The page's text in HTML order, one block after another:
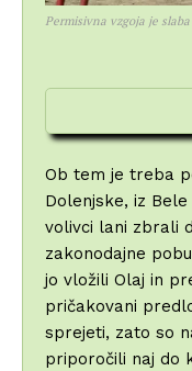
Permisivna vzgoja je
Ob tem je treba
Dolenjske, iz
volivci lani zbrali
zakonodajne
jo vložili Olaj in
pričakovani
sprejeti, zato so
priporočili naj do